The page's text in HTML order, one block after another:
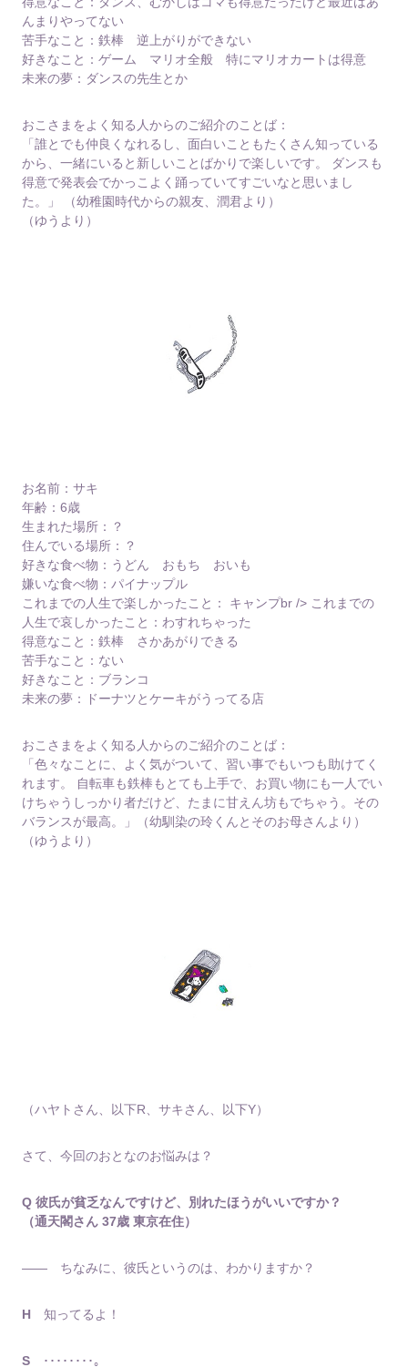
んまりやってない
苦手なこと：鉄棒 逆上がりができない
好きなこと：ゲーム マリオ全般 特にマリオカートは得意
未来の夢：ダンスの先生とか
おこさまをよく知る人からのご紹介のことば：
「誰とでも仲良くなれるし、面白いこともたくさん知っている
から、一緒にいると新しいことばかりで楽しいです。 ダンスも
得意で発表会でかっこよく踊っていてすごいなと思いまし
た。」 （幼稚園時代からの親友、潤君より）
（ゆうより）
お名前：サキ
年齢：6歳
生まれた場所：？
住んでいる場所：？
好きな食べ物：うどん おもち おいも
嫌いな食べ物：パイナップル
これまでの人生で楽しかったこと： キャンプbr /> これまでの
人生で哀しかったこと：わすれちゃった
得意なこと：鉄棒 さかあがりできる
苦手なこと：ない
好きなこと：ブランコ
未来の夢：ドーナツとケーキがうってる店
おこさまをよく知る人からのご紹介のことば：
「色々なことに、よく気がついて、習い事でもいつも助けてく
れます。 自転車も鉄棒もとても上手で、お買い物にも一人でい
けちゃうしっかり者だけど、たまに甘えん坊もでちゃう。その
バランスが最高。」（幼馴染の玲くんとそのお母さんより）
（ゆうより）
（ハヤトさん、以下R、サキさん、以下Y）
さて、今回のおとなのお悩みは？
Q 彼氏が貧乏なんですけど、別れたほうがいいですか？
（通天閣さん 37歳 東京在住）
―― ちなみに、彼氏というのは、わかりますか？
H 知ってるよ！
S ････････。